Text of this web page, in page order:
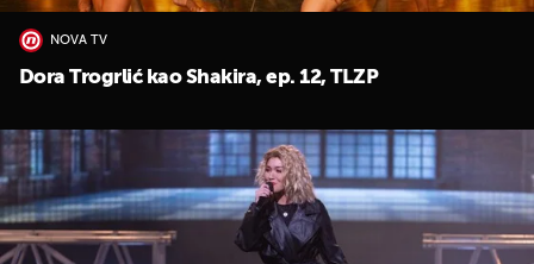
NOVA TV
Dora Trogrlić kao Shakira, ep. 12, TLZP